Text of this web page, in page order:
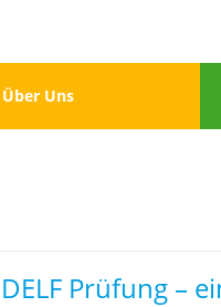
Über Uns
3
DELF Prüfung –